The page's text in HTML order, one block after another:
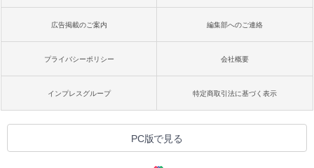
広告掲載のご案内 編集部へのご連絡
プライバシーポリシー 会社概要
インプレスグループ 特定商取引法に基づく表示
PC版で見る